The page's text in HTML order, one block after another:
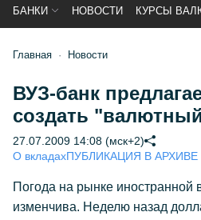
БАНКИ НОВОСТИ КУРСЫ
Главная Новости
ВУЗ-банк
создать
27.07.2009 14:08 (мск+2)
О вкладахПУБЛИКАЦИЯ В АРХИВЕ
Погода на рынке иностранной
изменчива. Неделю назад